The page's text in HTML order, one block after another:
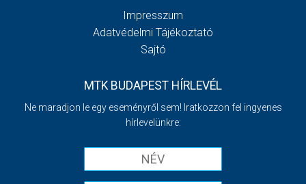
Impresszum
Adatvédelmi Tájékoztató
Sajtó
MTK BUDAPEST HÍRLEVÉL
Ne maradjon le egy eseményről sem! Iratkozzon fel ingyenes
hírlevelünkre: